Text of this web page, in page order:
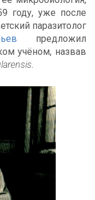
году, уже после
паразитолог
предложил
учёном, назвав
.